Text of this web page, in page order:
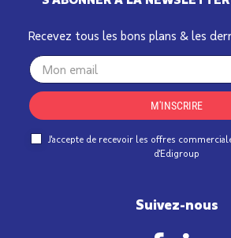
Recevez tous les bons plans & les
Your
email
M'INSCRIRE
J'accepte de recevoir les offres
d'Edigroup
Suivez-nous